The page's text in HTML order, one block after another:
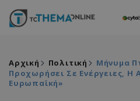
Αρχική Πολιτική
Μήνυμα
Προχωρήσει Σε Ενέργειες, Η
Ευρωπαϊκή»